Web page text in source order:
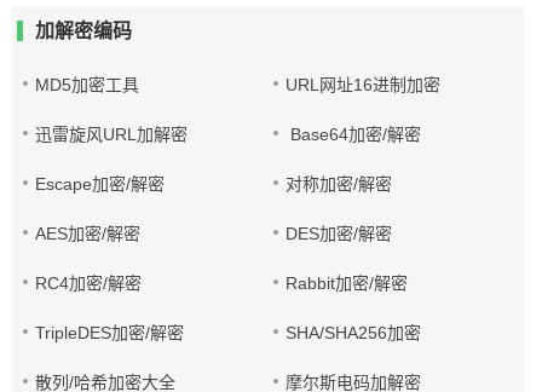
加解密编码
MD5加密工具 URL网址16进制加密
迅雷旋风URL加解密 Base64加密/解密
Escape加密/解密 对称加密/解密
AES加密/解密 DES加密/解密
RC4加密/解密 Rabbit加密/解密
TripleDES加密/解密 SHA/SHA256加密
散列/哈希加密大全 摩尔斯电码加解密